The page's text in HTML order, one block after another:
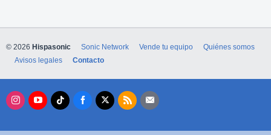
© 2026 Hispasonic Sonic Network Vende tu equipo
Quiénes somos
Avisos legales
Contacto